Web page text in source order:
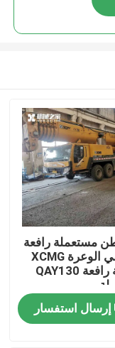
طن مستعملة رافعة
للأراضي الوعرة XCMG
شاحنة رافعة QAY130
إرسال استفسار